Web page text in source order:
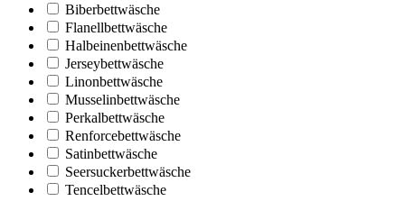
Biberbettwäsche
Flanellbettwäsche
Halbeinenbettwäsche
Jerseybettwäsche
Linonbettwäsche
Musselinbettwäsche
Perkalbettwäsche
Renforcebettwäsche
Satinbettwäsche
Seersuckerbettwäsche
Tencelbettwäsche